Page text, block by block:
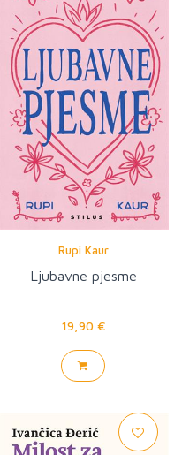
Rupi Kaur
Ljubavne pjesme
19,90 €